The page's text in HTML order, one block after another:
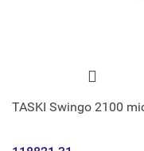
TASKI Swingo 2100